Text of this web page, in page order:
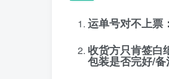
运单号对不上票
收货方只肯签白
包装是否完好/备